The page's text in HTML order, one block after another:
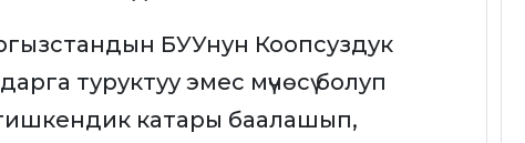
БУУнун Коопсуздук
туруктуу эмес мүчөсү болуп
катары баалашып,